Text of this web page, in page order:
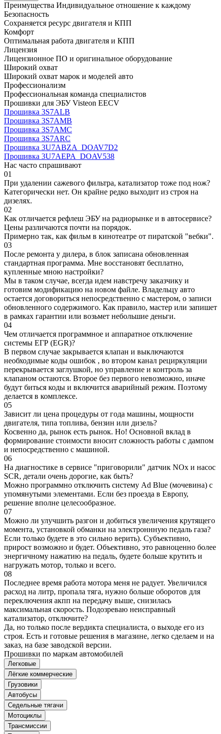
Преимущества Индивидуальное отношение к каждому
Безопасность
Сохраняется ресурс двигателя и КПП
Комфорт
Оптимальная работа двигателя и КПП
Лицензия
Лицензионное ПО и оригинальное оборудование
Широкий охват
Широкий охват марок и моделей авто
Профессионализм
Профессиональная команда специалистов
Прошивки для ЭБУ Visteon EECV
Прошивка 3S7ALB
Прошивка 3S7AMB
Прошивка 3S7AMC
Прошивка 3S7ARC
Прошивка 3U7ABZA_DOAV7D2
Прошивка 3U7AEPA_DOAV538
Нас часто спрашивают
01
При удалении сажевого фильтра, катализатор тоже под нож?
Категорически нет. Он крайне редко выходит из строя на
дизелях.
02
Как отличается рефлеш ЭБУ на радиорынке и в автосервисе?
Цены различаются почти на порядок.
Примерно так, как фильм в кинотеатре от пиратской "вебки".
03
После ремонта у дилера, в блок записана обновленная
стандартная программа. Мне восстановят бесплатно,
купленные мною настройки?
Мы в таком случае, всегда идем навстречу заказчику и
готовим модификацию на новом файле. Владельцу авто
остается договориться непосредственно с мастером, о записи
обновленного содержимого. Как правило, мастер или запишет
в рамках гарантии или возьмет небольшие деньги.
04
Чем отличается программное и аппаратное отключение
системы ЕГР (EGR)?
В первом случае закрывается клапан и выключаются
необходимые коды ошибок , во втором канал рециркуляции
перекрывается заглушкой, но управление и контроль за
клапаном остаются. Второе без первого невозможно, иначе
будут биться коды и включится аварийный режим. Поэтому
делается в комплексе.
05
Зависит ли цена процедуры от года машины, мощности
двигателя, типа топлива, бензин или дизель?
Косвенно да, рынок есть рынок. Но! Основной вклад в
формирование стоимости вносит сложность работы с дампом
и непосредственно с машиной.
06
На диагностике в сервисе "приговорили" датчик NOx и насос
SCR, детали очень дорогие, как быть?
Можно программно отключить систему Ad Blue (мочевина) с
упомянутыми элементами. Если без проезда в Европу,
решение вполне целесообразное.
07
Можно ли улучшить разгон и добиться увеличения крутящего
момента, установкой обманки на электроннную педаль газа?
Если только будете в это сильно верить). Субъективно,
прирост возможно и будет. Объективно, это равноценно более
энергичному нажатию на педаль, будете больше крутить и
нагружать мотор, только и всего.
08
Последнее время работа мотора меня не радует. Увеличился
расход на литр, пропала тяга, нужно больше оборотов для
переключения акпп на передачу выше, снизилась
максимальная скорость. Подозреваю неисправный
катализатор, отключите?
Да, но только после вердикта специалиста, о выходе его из
строя. Есть и готовые решения в магазине, легко сделаем и на
заказ, на базе заводской версии.
Прошивки по маркам автомобилей
Легковые
Лёгкие коммерческие
Грузовики
Автобусы
Седельные тягачи
Мотоциклы
Трансмиссии